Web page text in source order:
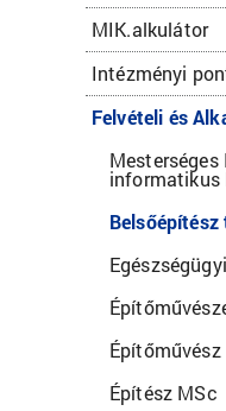
MIK.alkulátor
Intézményi
Felvételi és
informatikus
Belsőépítész
Építőművész
Építész MSc